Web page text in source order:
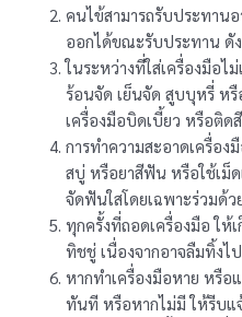
คนไข้สามารถรับประทาน
ออกได้ขณะรับประทาน ดั
ในระหว่างที่ใส่เครื่องมือ
ร้อนจัด เย็นจัด สูบบุหรี่ หรื
เครื่องมือบิดเบี้ยว หรือติด
การทำความสะอาดเครื่อ
สบู่ หรือยาสีฟัน หรือใช้เม็
จัดฟันใสโดยเฉพาะร่วมด้ว
ทุกครั้งที่ถอดเครื่องมือ ให้
ทิชชู่ เนื่องจากอาจลืมทิ้งไ
หากทำเครื่องมือหาย หรือ
ทันที หรือหากไม่มี ให้รีบแ